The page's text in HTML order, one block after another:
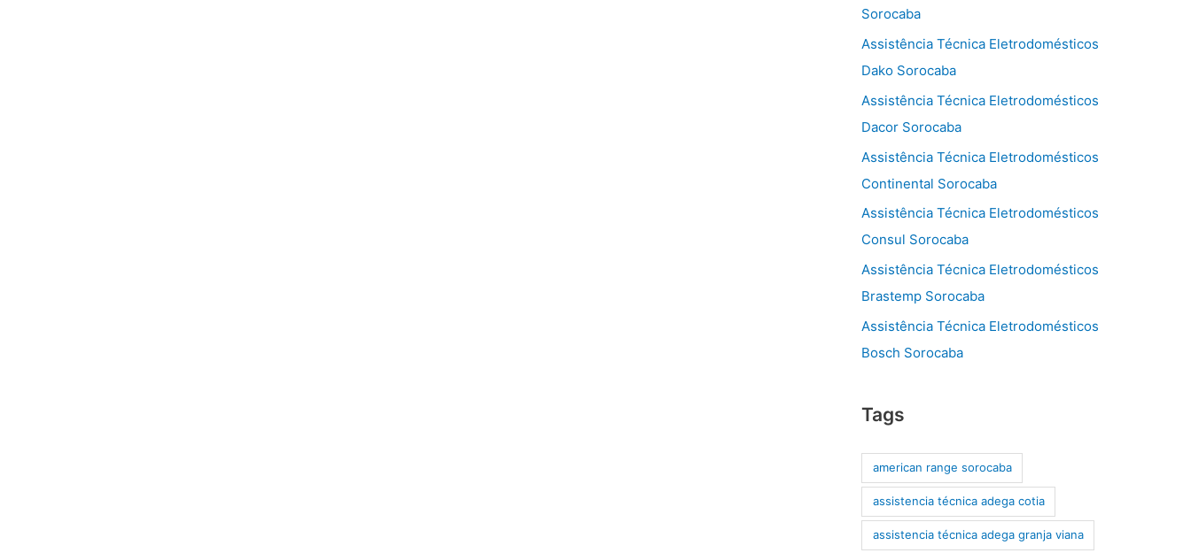
Sorocaba
Assistência Técnica Eletrodomésticos
Dako Sorocaba
Assistência Técnica Eletrodomésticos
Dacor Sorocaba
Assistência Técnica Eletrodomésticos
Continental Sorocaba
Assistência Técnica Eletrodomésticos
Consul Sorocaba
Assistência Técnica Eletrodomésticos
Brastemp Sorocaba
Assistência Técnica Eletrodomésticos
Bosch Sorocaba
Tags
american range sorocaba
assistencia técnica adega cotia
assistencia técnica adega granja viana